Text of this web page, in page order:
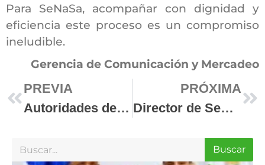
Para SeNaSa, acompañar con dignidad y
eficiencia este proceso es un compromiso
ineludible.
Gerencia de Comunicación y Mercadeo
PREVIA
Autoridades del Comité Organizador de los Juegos Centroamericanos y del Caribe Santo Domingo 2026 se reúnen con el director de SeNaSa para coordinar aspectos médicos del evento
PRÓXIMA
Director de SeNaSa visita a sobreviviente de la tragedia del Jet Set en el hospital Salvador B. Gautier
Buscar